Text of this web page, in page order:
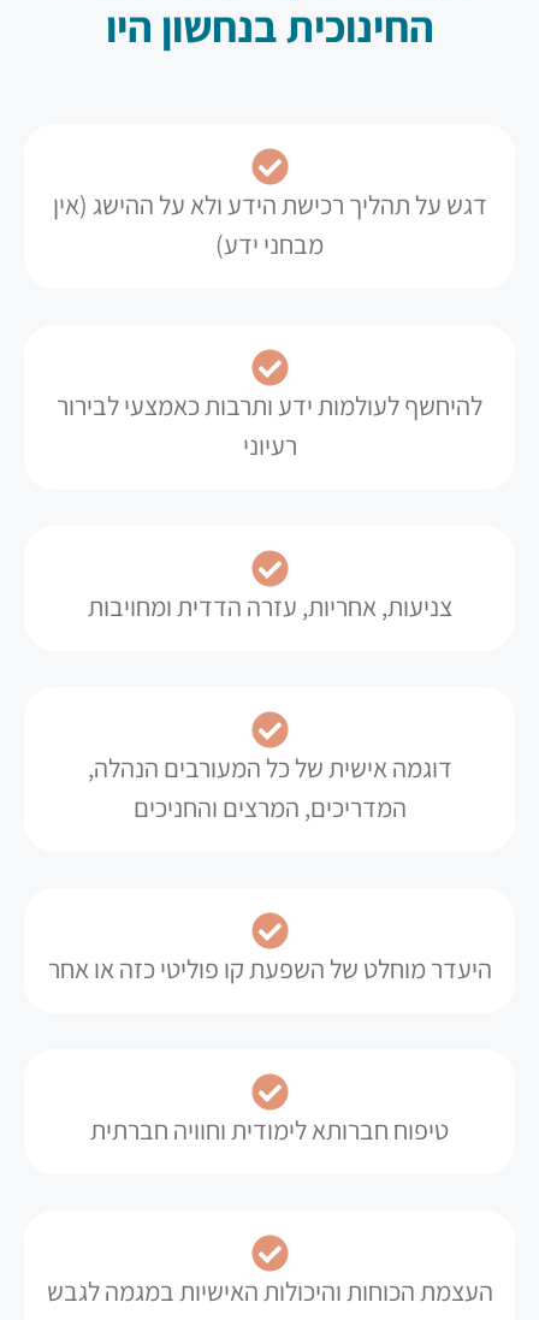
החינוכית בנחשון היו
דגש על תהליך רכישת הידע ולא על ההישג (אין
מבחני ידע)
להיחשף לעולמות ידע ותרבות כאמצעי לבירור
רעיוני
צניעות, אחריות, עזרה הדדית ומחויבות
דוגמה אישית של כל המעורבים הנהלה,
המדריכים, המרצים והחניכים
היעדר מוחלט של השפעת קו פוליטי כזה או אחר
טיפוח חברותא לימודית וחוויה חברתית
העצמת הכוחות והיכולות האישיות במגמה לגבש